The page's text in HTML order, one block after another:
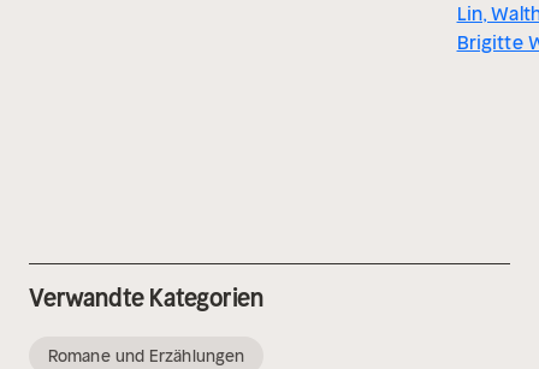
Lin,
Brigitte
Verwandte Kategorien
Romane und Erzählungen